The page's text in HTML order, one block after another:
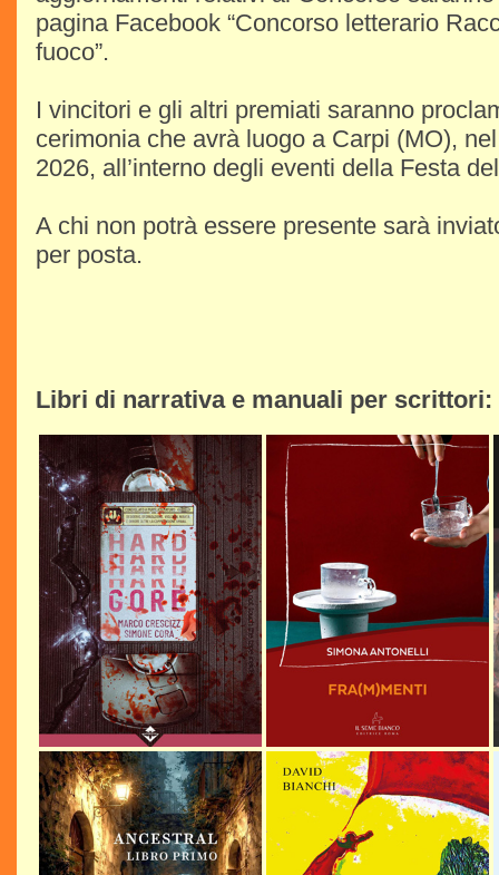
pagina Facebook “Concorso letterario
fuoco”.
I vincitori e gli altri premiati saranno
cerimonia che avrà luogo a Carpi (MO),
2026, all’interno degli eventi della Festa
A chi non potrà essere presente sarà
per posta.
Libri di narrativa e manuali per scrittori: